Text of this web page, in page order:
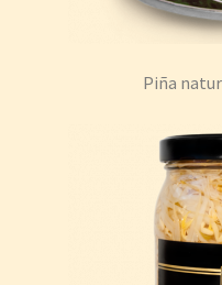
Piña